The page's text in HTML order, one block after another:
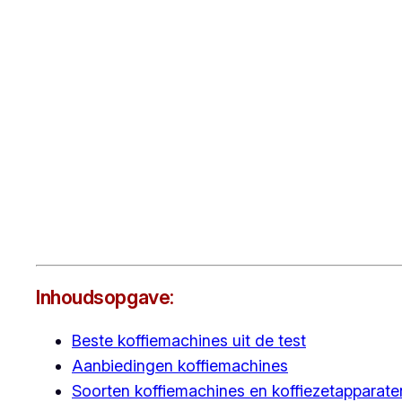
Inhoudsopgave:
Beste koffiemachines uit de test
Aanbiedingen koffiemachines
Soorten koffiemachines en